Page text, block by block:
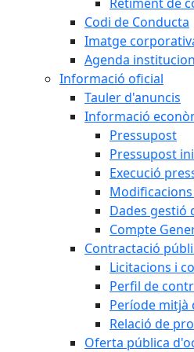
Codi de Conducta
Imatge
Agenda
Informació oficial
Tauler d'anuncis
Informació
Pressupost
Pressupost
Execució
Dades gestió
Compte
Contractació
Licitacions i
Perfil de
Període mitjà
Relació de
Oferta pública